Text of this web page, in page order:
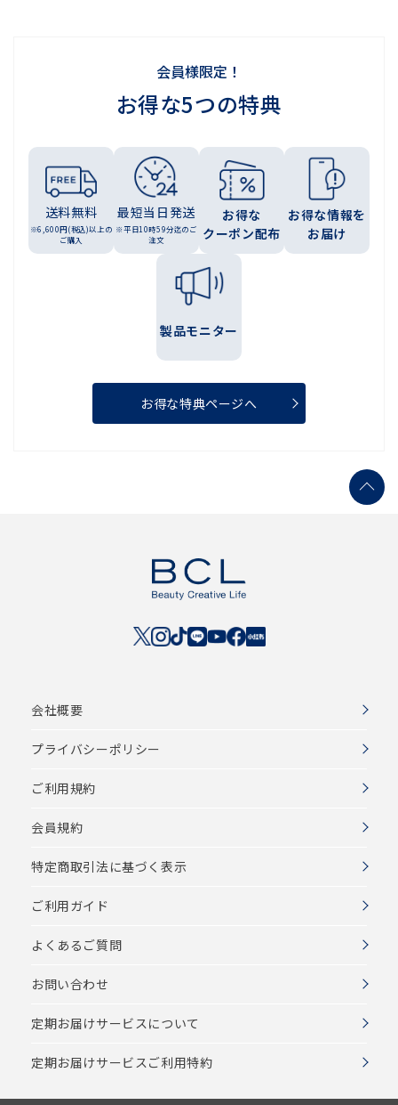
会員様限定！
お得な5つの特典
送料無料
※6,600円(税込)以上の
ご購入
最短当日発送
※平日10時59分迄のご
注文
お得な
クーポン配布
お得な情報を
お届け
製品モニター
お得な特典ページへ
会社概要
プライバシーポリシー
ご利用規約
会員規約
特定商取引法に基づく表示
ご利用ガイド
よくあるご質問
お問い合わせ
定期お届けサービスについて
定期お届けサービスご利用特約